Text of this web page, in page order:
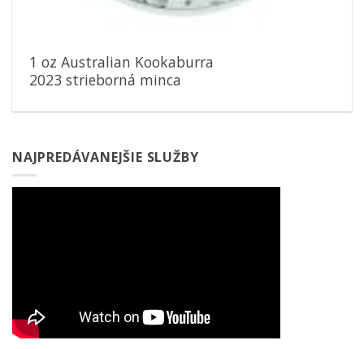
1 oz Australian Kookaburra
2023 strieborná minca
NAJPREDÁVANEJŠIE SLUŽBY